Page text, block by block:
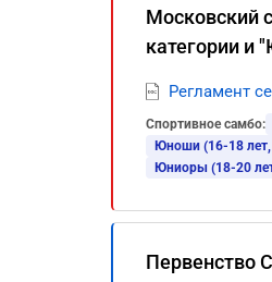
Московский
категории и
Регламент
Спортивное самбо:
Юноши (16-18
Юниоры (18-20
Первенство